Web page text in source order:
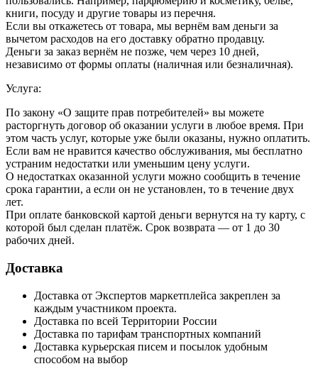
книги, посуду и другие товары из перечня.
Если вы откажетесь от товара, мы вернём вам деньги за
вычетом расходов на его доставку обратно продавцу.
Деньги за заказ вернём не позже, чем через 10 дней,
независимо от формы оплаты (наличная или безналичная).
Услуга:
По закону «О защите прав потребителей» вы можете
расторгнуть договор об оказании услуги в любое время. При
этом часть услуг, которые уже были оказаны, нужно оплатить.
Если вам не нравится качество обслуживания, мы бесплатно
устраним недостатки или уменьшим цену услуги.
О недостатках оказанной услуги можно сообщить в течение
срока гарантии, а если он не установлен, то в течение двух
лет.
При оплате банковской картой деньги вернутся на ту карту, с
которой был сделан платёж. Срок возврата — от 1 до 30
рабочих дней.
Доставка
Доставка от Экспертов маркетплейса закреплен за
каждым участником проекта.
Доставка по всей Территории России
Доставка по тарифам транспортных компаний
Доставка курьерская писем и посылок удобным
способом на выбор